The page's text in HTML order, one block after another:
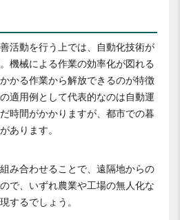
活動を行う上では、自動化技術が
機械による作業の効率化が図れる
かる作業から解放できるのが特徴
適用例として代表的なのは自動運
時間がかかりますが、都市での暮
あります。
み合わせることで、遠隔地からの
で、いずれ農業や工場の無人化な
するでしょう。